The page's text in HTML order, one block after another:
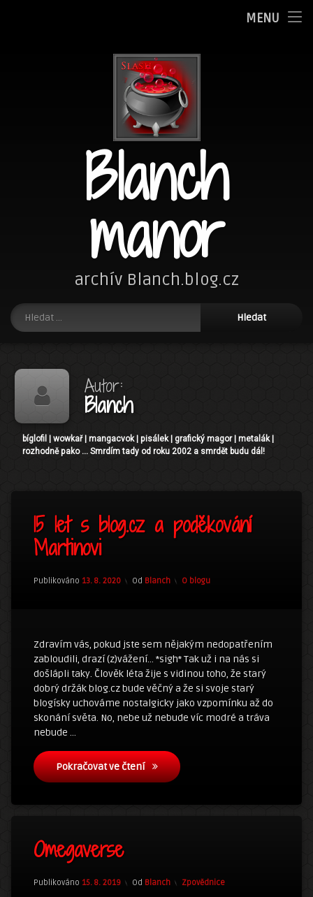
MENU
Návštěvní kniha
Blanch
manor
archív Blanch.blog.cz
Autor:
Blanch
bíglofil | wowkař | mangacvok | pisálek | grafický magor | metalák |
rozhodně pako ... Smrdím tady od roku 2002 a smrdět budu dál!
15 let s blog.cz a poděkování
Martinovi
Publikováno 13. 8. 2020
Aktualizováno 13. 8. 2020
Od Blanch Kategorie:
O blogu
Zdravím vás, pokud jste sem nějakým nedopatřením
zabloudili, drazí (z)vážení… *sigh* Tak už i na nás si
došlápli taky. Člověk léta žije s vidinou toho, že starý
dobrý držák blog.cz bude věčný a že si svoje starý
blogísky uchováme nostalgicky jako vzpomínku až do
skonání světa. No, nebe už nebude víc modré a tráva
nebude …
Pokračovat ve čtení15 let s blog.cz a poděkování
komentář
u
textu
s
15
poděkování
Martinovi
Omegaverse
Publikováno 15. 8. 2019
Aktualizováno 29. 1. 2021
Od Blanch Kategorie:
Zpovědnice
komentáře
u
s